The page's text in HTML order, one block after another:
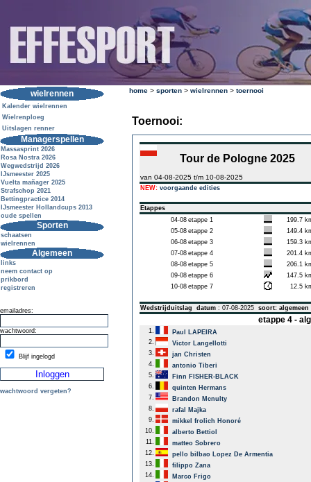
wielrennen
Kalender wielrennen
Wielrenploeg
Uitslagen renner
Managerspellen
Massasprint 2026
Rosa Nostra 2026
Wegwedstrijd 2026
IJsmeester 2025
Vuelta mañager 2025
Strafschop 2021
Bettingpractice 2014
IJsmeester Hollandcups 2013
oude spellen
Sporten
schaatsen
wielrennen
Algemeen
links
neem contact op
prikbord
registreren
emailadres:
wachtwoord:
Blijf ingelogd
wachtwoord vergeten?
home > sporten > wielrennen > toernooi
Toernooi:
Tour de Pologne 2025
van 04-08-2025 t/m 10-08-2025
NEW: voorgaande edities
Etappes
04-08 etappe 1
199.7
05-08 etappe 2
149.4
06-08 etappe 3
159.3
07-08 etappe 4
201.4
08-08 etappe 5
206.1
09-08 etappe 6
147.5
10-08 etappe 7 12.5
Wedstrijduitslag datum : 07-08-2025 soort: algemeen
etappe 4 -
1.
Paul LAPEIRA
2.
Victor Langellotti
3.
jan Christen
4.
antonio Tiberi
5.
Finn FISHER-BLACK
6.
quinten Hermans
7.
Brandon Mcnulty
8.
rafal Majka
9.
mikkel frolich Honoré
10.
alberto Bettiol
11.
matteo Sobrero
12.
pello bilbao Lopez De Armentia
13.
filippo Zana
14.
Marco Frigo